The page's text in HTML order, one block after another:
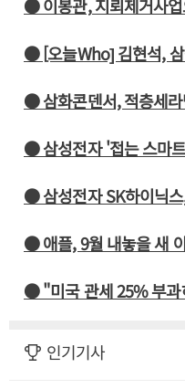
● 이봉관, 지뢰제거사
● [오늘Who] 김현석,
● 삼화콘덴서, 적층세
● 삼성전자 '접는 스마
● 삼성전자 SK하이닉
● 애플, 9월 내놓을 새
● "미국 관세 25% 부과
인기기사